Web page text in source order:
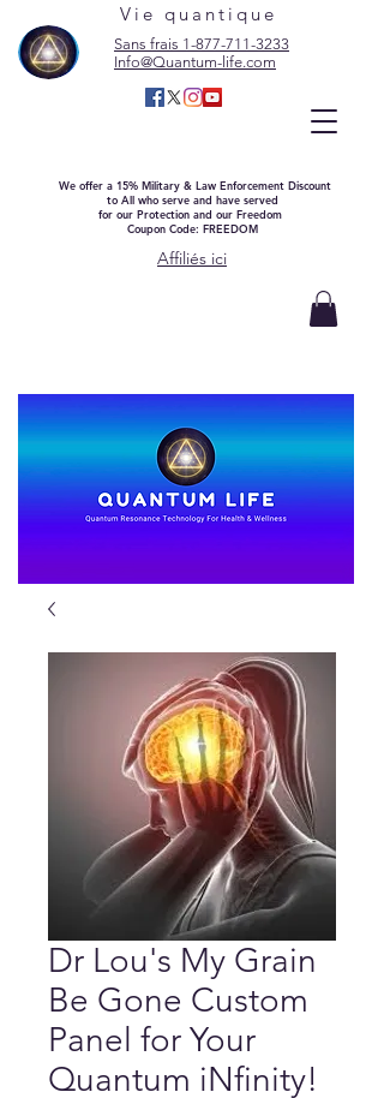
Vie quantique
Sans frais 1-877-711-3233
Info@Quantum-life.com
We offer a 15% Military & Law Enforcement Discount
to All who serve and have served
for our Protection and our Freedom
Coupon Code: FREEDOM
Affiliés ici
Dr Lou's My Grain
Be Gone Custom
Panel for Your
Quantum iNfinity!